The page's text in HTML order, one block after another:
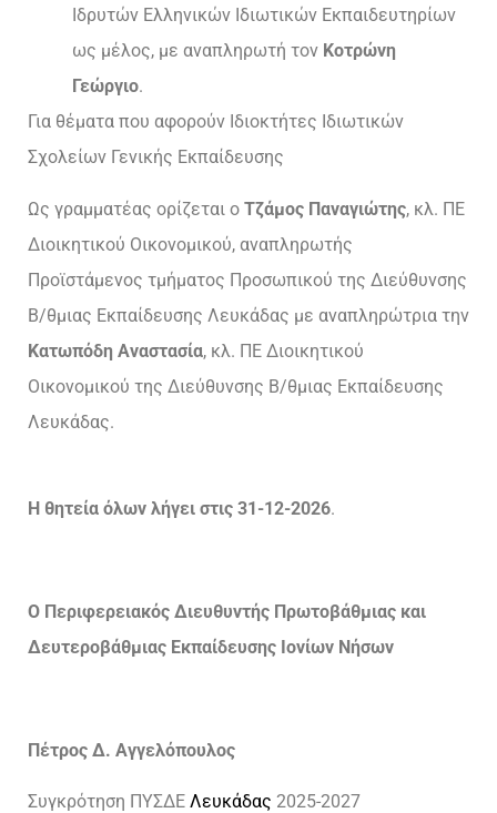
Ιδρυτών Ελληνικών Ιδιωτικών Εκπαιδευτηρίων
ως μέλος, με αναπληρωτή τον Κοτρώνη
Γεώργιο.
Για θέματα που αφορούν Ιδιοκτήτες Ιδιωτικών
Σχολείων Γενικής Εκπαίδευσης
Ως γραμματέας ορίζεται o Τζάμος Παναγιώτης, κλ. ΠΕ
Διοικητικού Οικονομικού, αναπληρωτής
Προϊστάμενος τμήματος Προσωπικού της Διεύθυνσης
Β/θμιας Εκπαίδευσης Λευκάδας με αναπληρώτρια την
Κατωπόδη Αναστασία, κλ. ΠΕ Διοικητικού
Οικονομικού της Διεύθυνσης Β/θμιας Εκπαίδευσης
Λευκάδας.
Η θητεία όλων λήγει στις 31-12-2026.
Ο Περιφερειακός Διευθυντής Πρωτοβάθμιας και
Δευτεροβάθμιας Εκπαίδευσης Ιονίων Νήσων
Πέτρος Δ. Αγγελόπουλος
Συγκρότηση ΠΥΣΔΕ Λευκάδας 2025-2027